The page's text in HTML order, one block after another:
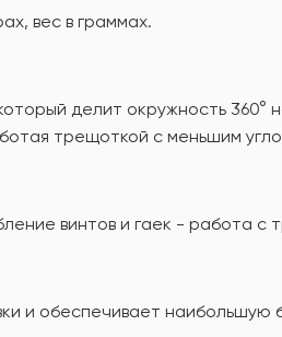
вес в граммах.
делит окружность 360°
трещоткой с меньшим
винтов и гаек - работа с
и обеспечивает наибольшую